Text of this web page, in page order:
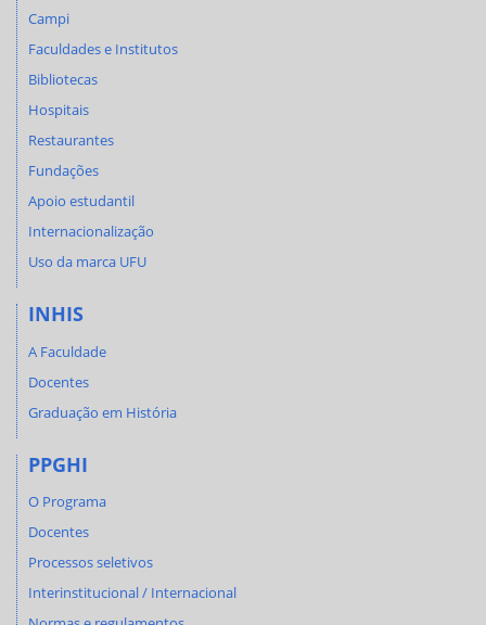
Campi
Faculdades e Institutos
Bibliotecas
Hospitais
Restaurantes
Fundações
Apoio estudantil
Internacionalização
Uso da marca UFU
INHIS
A Faculdade
Docentes
Graduação em História
PPGHI
O Programa
Docentes
Processos seletivos
Interinstitucional / Internacional